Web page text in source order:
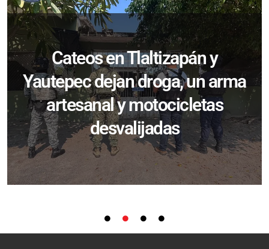
Cateos en Tlaltizapán y
Yautepec dejan droga, un arma
artesanal y motocicletas
desvalijadas